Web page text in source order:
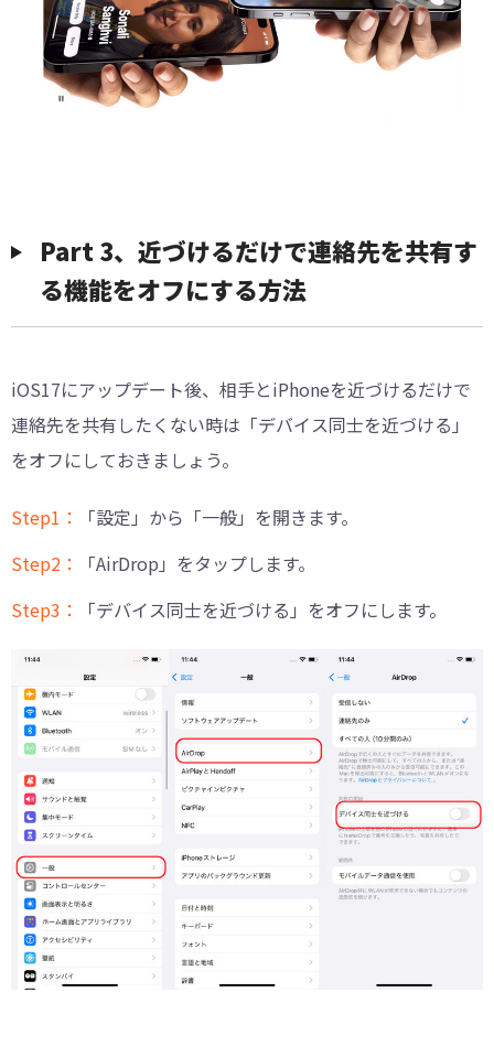
Part 3、近づけるだけで連絡先を共有す
る機能をオフにする方法
iOS17にアップデート後、相手とiPhoneを近づけるだけで
連絡先を共有したくない時は「デバイス同士を近づける」
をオフにしておきましょう。
Step1：
「設定」から「一般」を開きます。
Step2：
「AirDrop」をタップします。
Step3：
「デバイス同士を近づける」をオフにします。